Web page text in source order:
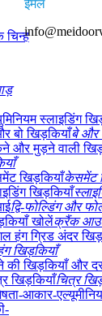
ईमेल
बे और
केसमेंट
द्वि-फोल्डिंग और
क्रैंक
खिड़कियाँ
चित्र